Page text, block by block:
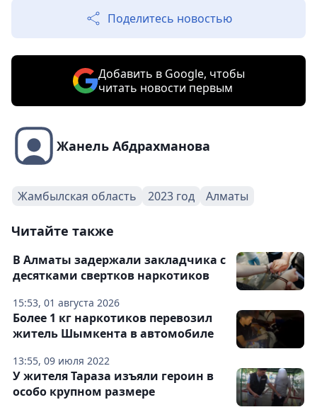
Поделитесь новостью
Добавить в Google, чтобы
читать новости первым
Жанель Абдрахманова
Жамбылская область 2023 год Алматы
Читайте также
15:53, 01 августа 2026
В Алматы задержали закладчика с
десятками свертков наркотиков
13:55, 09 июля 2022
Более 1 кг наркотиков перевозил
житель Шымкента в автомобиле
У жителя Тараза изъяли героин в
особо крупном размере